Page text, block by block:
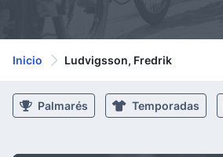
Inicio Ludvigsson, Fredrik
Palmarés Temporadas